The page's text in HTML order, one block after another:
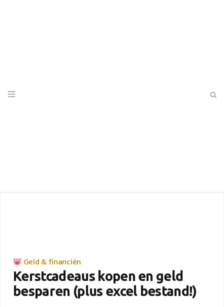
Geld & financiën
Kerstcadeaus kopen en geld
besparen (plus excel bestand!)